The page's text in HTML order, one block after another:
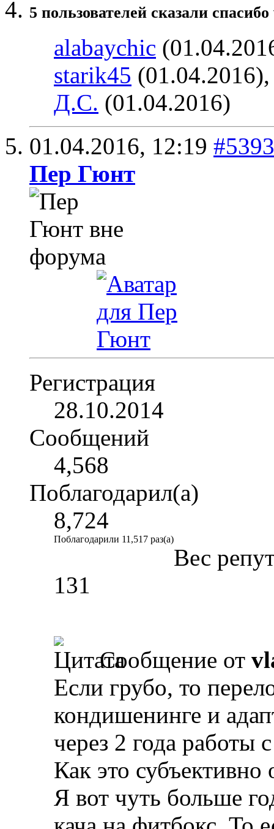
5 пользователей сказали
alabaychic
starik45
Д.С. (01.04.2016)
01.04.2016, 12:19 #5393
Пер Гюнт
Регистрация
28.10.2014
Сообщений
4,568
Поблагодарил(а)
8,724
Поблагодарили 11,517 раз(а)
Вес
131
Сообщение от
Если грубо, то
кондишенинге и
через 2 года работы
Как это
Я вот чуть больше